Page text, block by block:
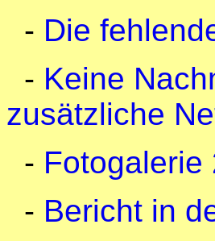
- Die
- Keine
zusätzliche
- Fotogalerie
- Bericht in